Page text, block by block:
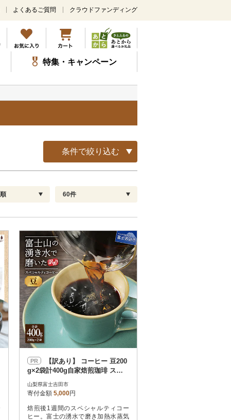
メ
ン
コ
ン
テ
ツ
ッ
よくあるご質問 クラウドファンディング
特集・キャンペーン
条件で絞り込む
配送指定 解除
お届け日時指定可
お届け時間帯指定可
発送される月指定可
その他 解除
さとふる限定のお礼品
定期便
さとふるアプリdeワンストップ申請
対象
数順
価順
高い順
低い順
60件
60
90
120
PR
g×2袋計400g自家焙煎珈琲 スペ
シャルティコーヒー 富士山の湧
き水
山梨県富士吉田市
寄付金額 5,000円
焙煎後1週間のスペシャルティコー
ヒー。富士の湧水で磨き加熱水蒸気